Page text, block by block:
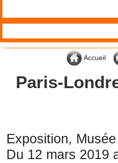
Accueil
Paris-
Exposition,
Du 12 mars 2019